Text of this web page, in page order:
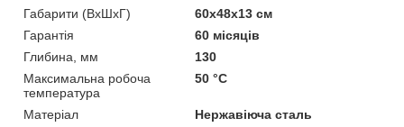
Габарити (ВхШхГ)
60x48x13 см
Гарантія
60 місяців
Глибина, мм
130
Максимальна робоча
температура
50 °С
Матеріал
Нержавіюча сталь